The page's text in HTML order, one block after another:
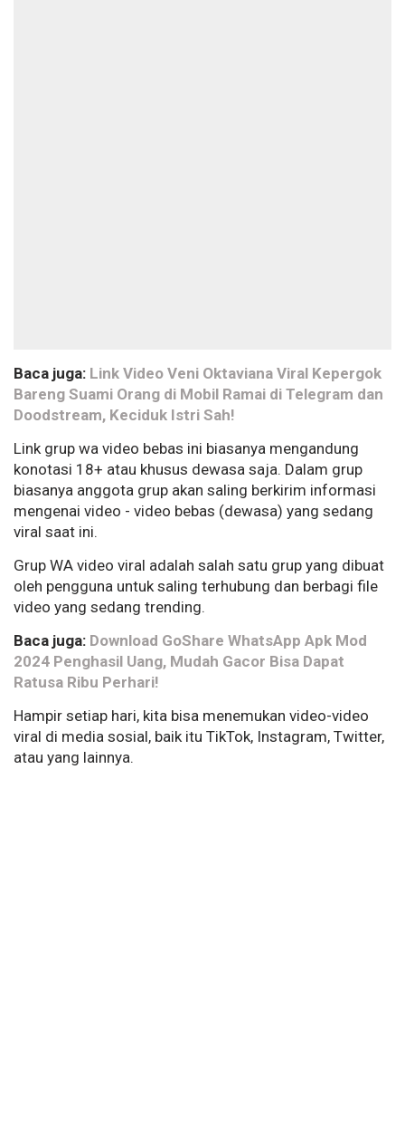
Baca juga: Link Video Veni Oktaviana Viral Kepergok
Bareng Suami Orang di Mobil Ramai di Telegram dan
Doodstream, Keciduk Istri Sah!
Link grup wa video bebas ini biasanya mengandung
konotasi 18+ atau khusus dewasa saja. Dalam grup
biasanya anggota grup akan saling berkirim informasi
mengenai video - video bebas (dewasa) yang sedang
viral saat ini.
Grup WA video viral adalah salah satu grup yang dibuat
oleh pengguna untuk saling terhubung dan berbagi file
video yang sedang trending.
Baca juga: Download GoShare WhatsApp Apk Mod
2024 Penghasil Uang, Mudah Gacor Bisa Dapat
Ratusa Ribu Perhari!
Hampir setiap hari, kita bisa menemukan video-video
viral di media sosial, baik itu TikTok, Instagram, Twitter,
atau yang lainnya.